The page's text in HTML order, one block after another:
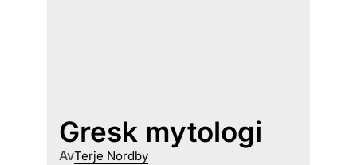
Gresk mytologi
AvTerje Nordby